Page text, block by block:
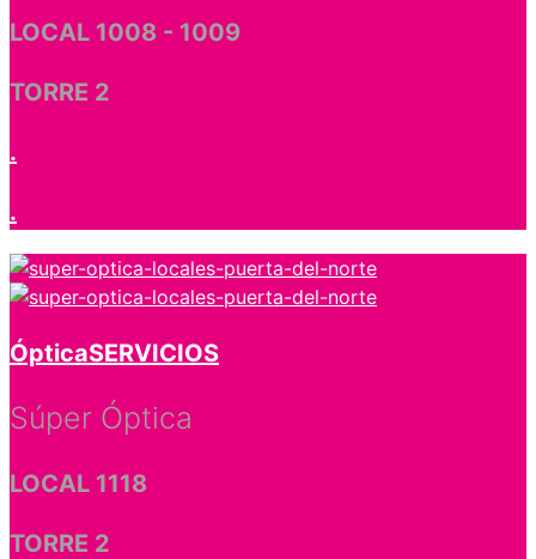
LOCAL 1008 - 1009
TORRE 2
.
.
ÓpticaSERVICIOS
Súper Óptica
LOCAL 1118
TORRE 2